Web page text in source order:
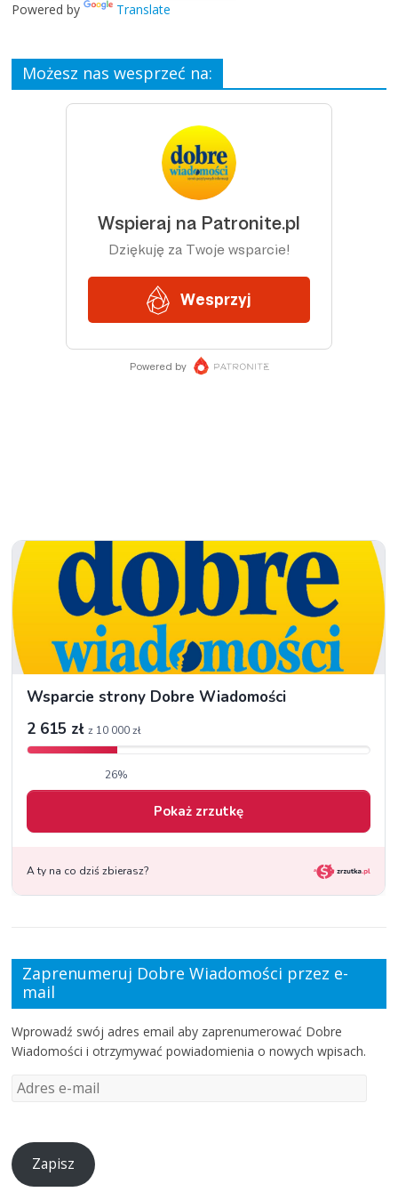
Powered by Translate
Możesz nas wesprzeć na:
Zaprenumeruj Dobre Wiadomości przez e-
mail
Wprowadź swój adres email aby zaprenumerować Dobre
Wiadomości i otrzymywać powiadomienia o nowych wpisach.
Zapisz